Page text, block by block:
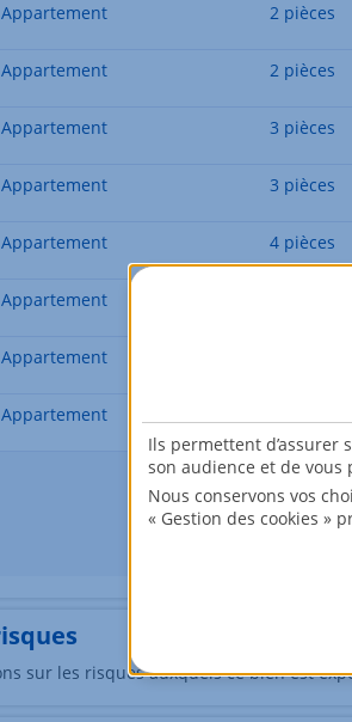
Appartement 2 pièces
Appartement 2 pièces
Appartement 3 pièces
Appartement 3 pièces
Appartement 4 pièces
Appartement
Appartement
Appartement
sur les risques auxquels ce bien est
Ils permettent d’assurer
son audience et de vous
Nous conservons vos
« Gestion des cookies »